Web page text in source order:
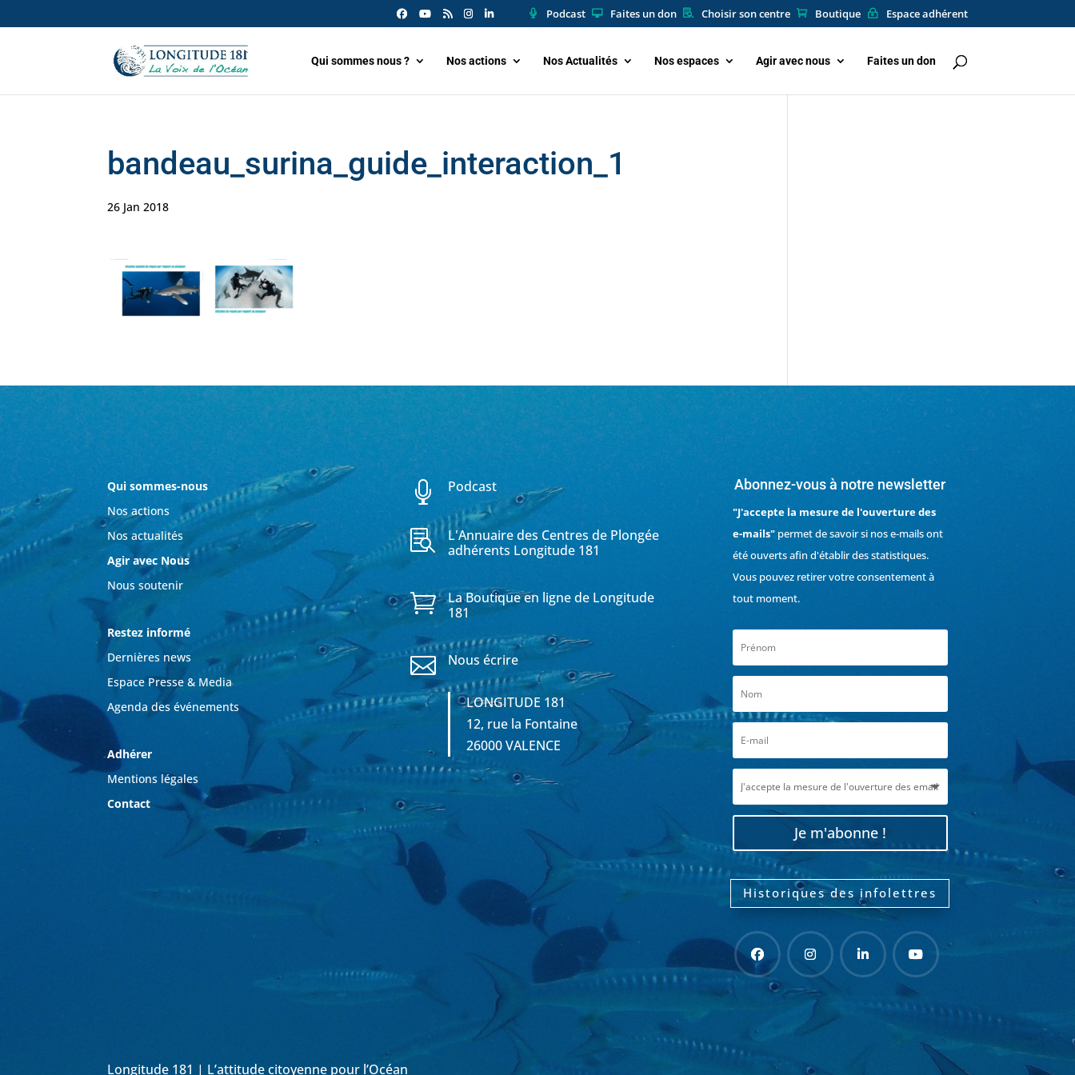
Podcast Faites un don Choisir son centre Boutique Espace adhérent
Qui sommes nous ? Nos actions Nos Actualités Nos espaces Agir avec nous Faites un don
bandeau_surina_guide_interaction_1
26 Jan 2018
Qui sommes-nous
Nos actions
Nos actualités
Agir avec Nous
Nous soutenir
Restez informé
Dernières news
Espace Presse & Media
Agenda des événements
Adhérer
Mentions légales
Contact
 Podcast

L'Annuaire des Centres de Plongée
adhérents Longitude 181

La Boutique en ligne de Longitude
181
 Nous écrire
LONGITUDE 181
12, rue la Fontaine
26000 VALENCE
Abonnez-vous à notre newsletter
"J'accepte la mesure de l'ouverture des
e-mails"permet de savoir si nos e-mails ont
été ouverts afin d'établir des statistiques.
Vous pouvez retirer votre consentement à
tout moment.
Je m'abonne !
Historiques des infolettres
Longitude 181 | L’attitude citoyenne pour l’Océan